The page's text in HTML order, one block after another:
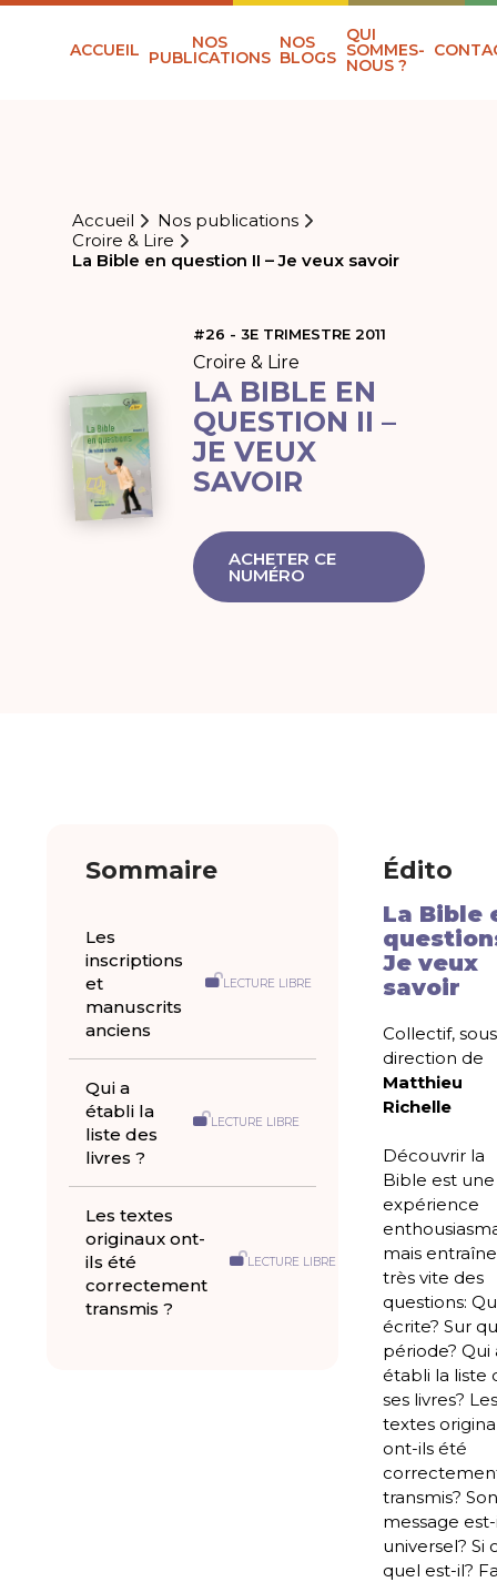
ACCUEIL NOS
PUBLICATIONS
NOS
BLOGS
QUI
SOMMES-
NOUS ?
Accueil
Nos publications
Croire & Lire
La Bible en question II – Je veux savoir
#26 - 3E TRIMESTRE 2011
Croire & Lire
LA BIBLE EN
QUESTION II –
JE VEUX
SAVOIR
ACHETER CE
NUMÉRO
Sommaire
Les
inscriptions
et
manuscrits
anciens
LECTURE LIBRE
Qui a
établi la
liste des
livres ?
LECTURE LIBRE
Les textes
originaux ont-
ils été
correctement
transmis ?
LECTURE LIBRE
Édito
La Bible
Je veux
savoir
Collectif,
direction de
Matthieu
Richelle
Découvrir la
Bible est une
expérience
mais entraîne
très vite des
questions:
écrite? Sur
période? Qui
établi la liste
ses livres?
textes
ont-ils été
transmis?
message
universel? Si
quel est-il?